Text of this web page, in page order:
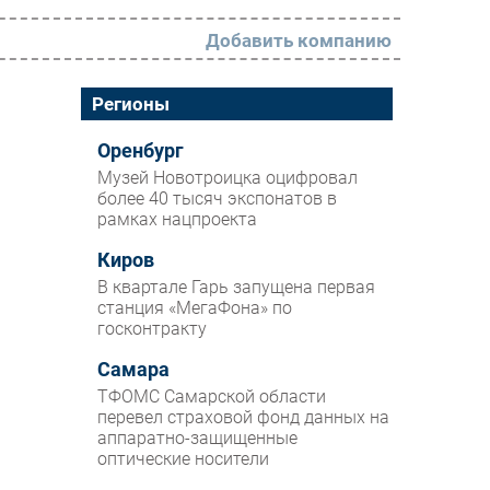
РАЗДЕЛЫ
Новости
Аналитика
Интервью
Мероприятия
Проекты
IT класс
Тестовый стенд
Каталог компаний
Добавить компанию
Регионы
Оренбург
Музей Новотроицка оцифровал
более 40 тысяч экспонатов в
рамках нацпроекта
Киров
В квартале Гарь запущена первая
станция «МегаФона» по
госконтракту
Самара
ТФОМС Самарской области
перевел страховой фонд данных на
аппаратно-защищенные
оптические носители